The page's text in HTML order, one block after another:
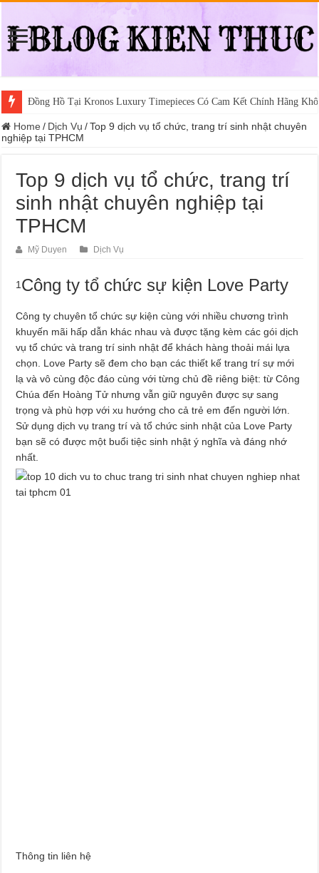
Đồng Hồ Tại Kronos Luxury Timepieces Có Cam Kết Chính Hãng
Home / Dịch Vụ / Top 9 dịch vụ tổ chức, trang trí sinh nhật chuyên
nghiệp tại TPHCM
Top 9 dịch vụ tổ chức, trang trí
sinh nhật chuyên nghiệp tại
TPHCM
Mỹ Duyen Dịch Vụ
1 Công ty tổ chức sự kiện Love Party
Công ty chuyên tổ chức sự kiện cùng với nhiều chương trình
khuyến mãi hấp dẫn khác nhau và được tặng kèm các gói dịch
vụ tổ chức và trang trí sinh nhật để khách hàng thoải mái lựa
chọn. Love Party sẽ đem cho bạn các thiết kế trang trí sự mới
lạ và vô cùng độc đáo cùng với từng chủ đề riêng biệt: từ Công
Chúa đến Hoàng Tử nhưng vẫn giữ nguyên được sự sang
trọng và phù hợp với xu hướng cho cả trẻ em đến người lớn.
Sử dụng dịch vụ trang trí và tổ chức sinh nhật của Love Party
bạn sẽ có được một buổi tiệc sinh nhật ý nghĩa và đáng nhớ
nhất.
Thông tin liên hệ